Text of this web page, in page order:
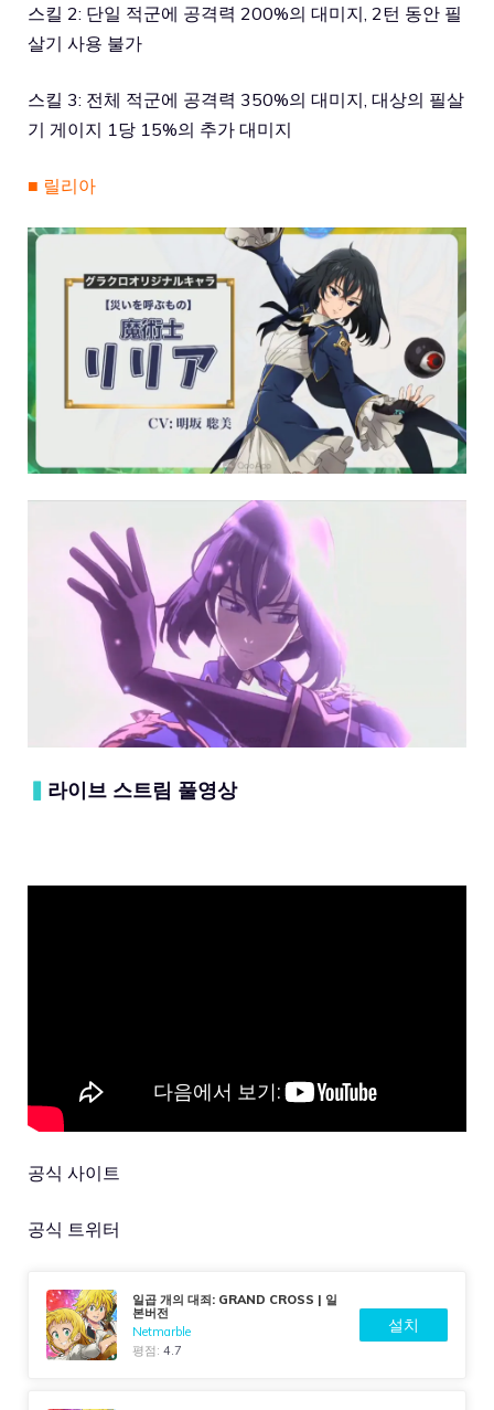
스킬 2: 단일 적군에 공격력 200%의 대미지, 2턴 동안 필
살기 사용 불가
스킬 3: 전체 적군에 공격력 350%의 대미지, 대상의 필살
기 게이지 1당 15%의 추가 대미지
■ 릴리아
▍ 라이브 스트림 풀영상
공식 사이트
공식 트위터
일곱 개의 대죄: GRAND CROSS | 일
본버전
Netmarble
평점:4.7
설치